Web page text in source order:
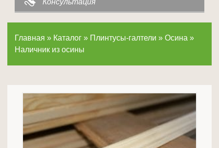
Консультация
Главная » Каталог » Плинтусы-галтели » Осина »
Наличник из осины